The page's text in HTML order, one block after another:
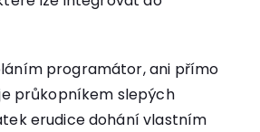
programátor, ani přímo
průkopníkem slepých
erudice dohání vlastním